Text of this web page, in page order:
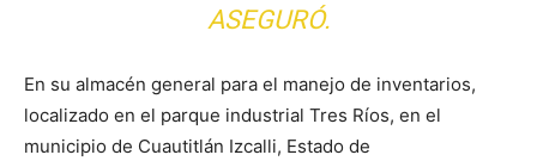
ASEGURÓ.
En su almacén general para el manejo de inventarios,
localizado en el parque industrial Tres Ríos, en el
municipio de Cuautitlán Izcalli, Estado de